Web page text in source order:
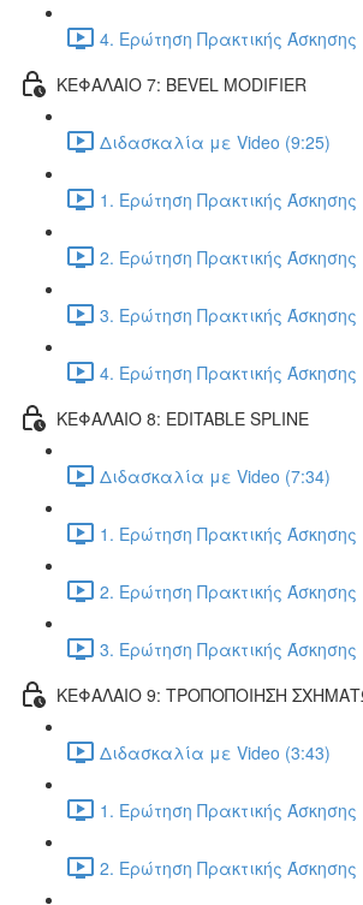
4. Ερώτηση Πρακτικής
ΚΕΦΑΛΑΙΟ 7: BEVEL MODIFIER
Διδασκαλία με Video (9:25)
1. Ερώτηση Πρακτικής
2. Ερώτηση Πρακτικής
3. Ερώτηση Πρακτικής
4. Ερώτηση Πρακτικής
ΚΕΦΑΛΑΙΟ 8: EDITABLE SPLINE
Διδασκαλία με Video (7:34)
1. Ερώτηση Πρακτικής
2. Ερώτηση Πρακτικής
3. Ερώτηση Πρακτικής
ΚΕΦΑΛΑΙΟ 9: ΤΡΟΠΟΠΟΙΗΣΗ
Διδασκαλία με Video (3:43)
1. Ερώτηση Πρακτικής
2. Ερώτηση Πρακτικής